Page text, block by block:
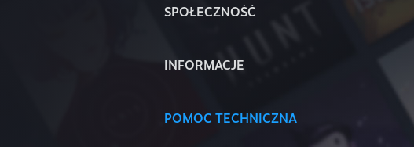
SPOŁECZNOŚĆ
INFORMACJE
POMOC TECHNICZNA